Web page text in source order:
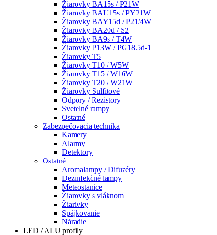
Žiarovky BA15s / P21W
Žiarovky BAU15s / PY21W
Žiarovky BAY15d / P21/4W
Žiarovky BA20d / S2
Žiarovky BA9s / T4W
Žiarovky P13W / PG18.5d-1
Žiarovky T5
Žiarovky T10 / W5W
Žiarovky T15 / W16W
Žiarovky T20 / W21W
Žiarovky Sulfitové
Odpory / Rezistory
Svetelné rampy
Ostatné
Zabezpečovacia technika
Kamery
Alarmy
Detektory
Ostatné
Aromalampy / Difuzéry
Dezinfekčné lampy
Meteostanice
Žiarovky s vláknom
Žiarivky
Spájkovanie
Náradie
LED / ALU profily